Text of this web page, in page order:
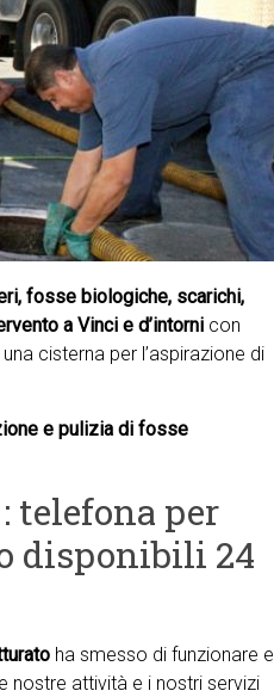
fosse biologiche, scarichi,
a Vinci e d’intorni con
cisterna per l’aspirazione di
e pulizia di fosse
telefona per
disponibili 24
ha smesso di funzionare e
nostre attività e i nostri servizi